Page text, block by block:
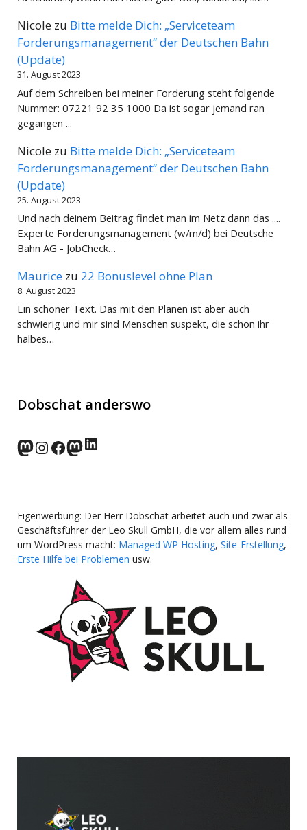
Nicole zu Bitte melde Dich: „Serviceteam
Forderungsmanagement“ der Deutschen Bahn
(Update)
31. August 2023
Auf dem Schreiben bei meiner Forderung steht folgende
Nummer: 07221 92 35 1000 Da ist sogar jemand ran
gegangen ...
Nicole zu Bitte melde Dich: „Serviceteam
Forderungsmanagement“ der Deutschen Bahn
(Update)
25. August 2023
Und nach deinem Beitrag findet man im Netz dann das ....
Experte Forderungsmanagement (w/m/d) bei Deutsche
Bahn AG - JobCheck…
Maurice zu 22 Bonuslevel ohne Plan
8. August 2023
Ein schöner Text. Das mit den Plänen ist aber auch
schwierig und mir sind Menschen suspekt, die schon ihr
halbes…
Dobschat anderswo
norden.social
Instagram
Facebook
wp-punks.social
LinkedIn
Eigenwerbung: Der Herr Dobschat arbeitet auch und zwar als
Geschäftsführer der Leo Skull GmbH, die vor allem alles rund
um WordPress macht: Managed WP Hosting, Site-Erstellung,
Erste Hilfe bei Problemen usw.